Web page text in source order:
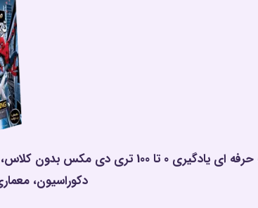
دکوراسیون،